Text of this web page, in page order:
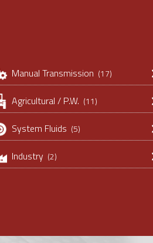
Manual Transmission (17)
Agricultural / P.W. (11)
System Fluids (5)
Industry (2)